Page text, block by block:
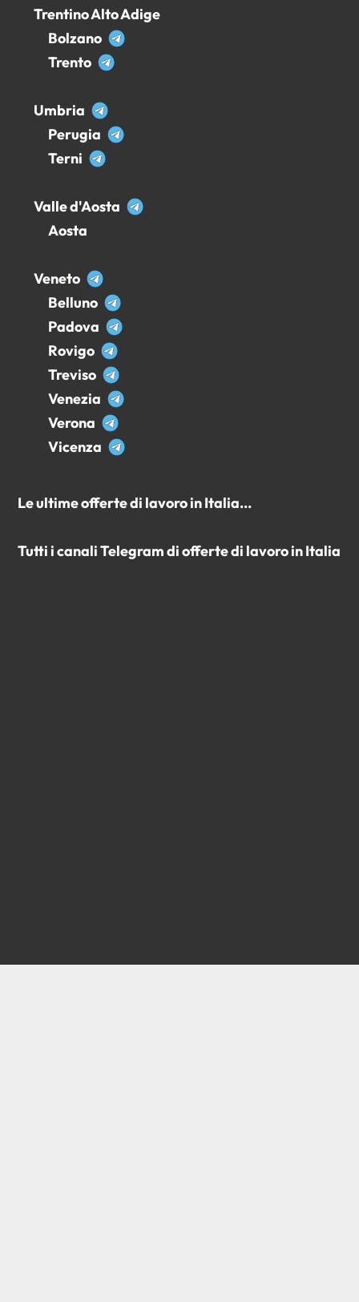
Trentino Alto Adige
Bolzano
Trento
Umbria
Perugia
Terni
Valle d'Aosta
Aosta
Veneto
Belluno
Padova
Rovigo
Treviso
Venezia
Verona
Vicenza
Le ultime offerte di lavoro in Italia...
Tutti i canali Telegram di offerte di lavoro in Italia